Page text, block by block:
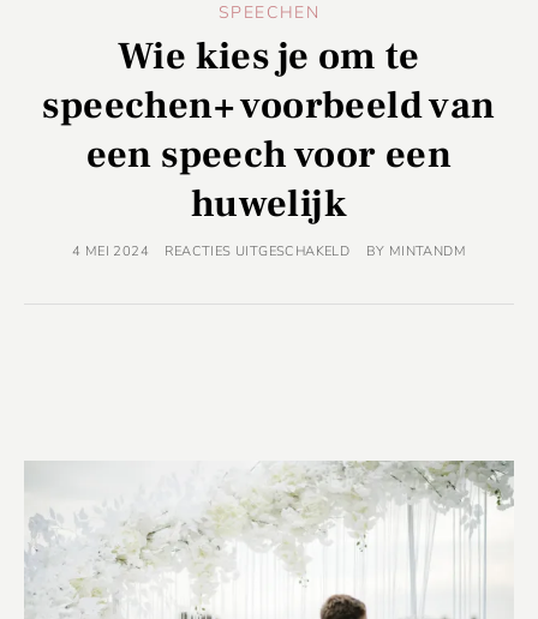
SPEECHEN
Wie kies je om te
speechen+ voorbeeld van
een speech voor een
huwelijk
4 MEI 2024 REACTIES UITGESCHAKELD BY MINTANDM